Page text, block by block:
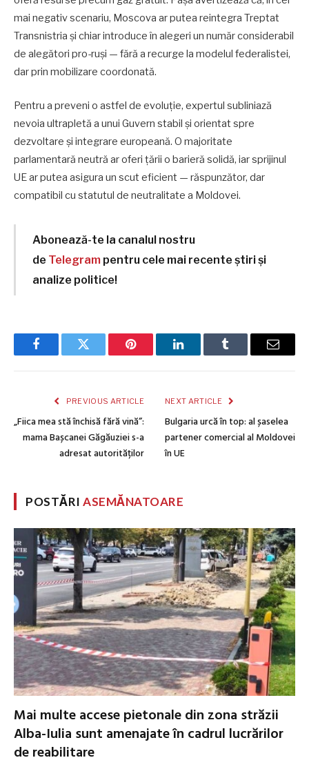
mai negativ scenariu, Moscova ar putea reintegra Treptat
Transnistria și chiar introduce în alegeri un număr considerabil
de alegători pro-ruși — fără a recurge la modelul federalistei,
dar prin mobilizare coordonată.
Pentru a preveni o astfel de evoluție, expertul subliniază
nevoia ultrapletă a unui Guvern stabil și orientat spre
dezvoltare și integrare europeană. O majoritate
parlamentară neutră ar oferi țării o barieră solidă, iar sprijinul
UE ar putea asigura un scut eficient — răspunzător, dar
compatibil cu statutul de neutralitate a Moldovei.
Abonează-te la canalul nostru
de Telegram pentru cele mai recente știri și
analize politice!
FacebookTwitter Pinterest LinkedInTumblr Email
PREVIOUS ARTICLE
„Fiica mea stă închisă fără vină”:
mama Bașcanei Găgăuziei s-a
adresat autorităților
NEXT ARTICLE
Bulgaria urcă în top: al șaselea
partener comercial al Moldovei
în UE
POSTĂRIASEMĂNATOARE
Mai multe accese pietonale din zona străzii
Alba-Iulia sunt amenajate în cadrul lucrărilor
de reabilitare